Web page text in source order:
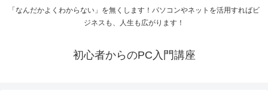
「なんだかよくわからない」を無くします！パソコンやネットを活用すればビ
ジネスも、人生も広がります！
初心者からのPC入門講座